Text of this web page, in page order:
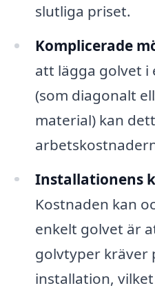
slutliga priset.
Komplicerade
att lägga golvet i
(som diagonalt
material) kan
Installationens
Kostnaden kan
enkelt golvet är
golvtyper kräver
installation,